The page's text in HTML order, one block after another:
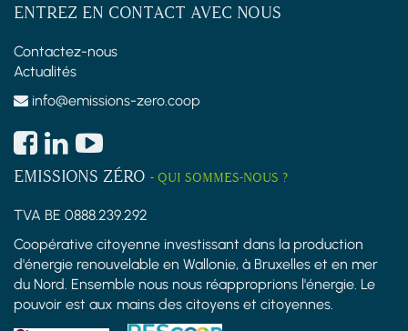
ENTREZ EN CONTACT AVEC NOUS
Contactez-nous
Actualités
info@emissions-zero.coop
EMISSIONS ZÉRO - QUI SOMMES-NOUS ?
TVA BE 0888.239.292
Coopérative citoyenne investissant dans la production
d'énergie renouvelable en Wallonie, à Bruxelles et en mer
du Nord. Ensemble nous nous réapproprions l'énergie. Le
pouvoir est aux mains des citoyens et citoyennes.